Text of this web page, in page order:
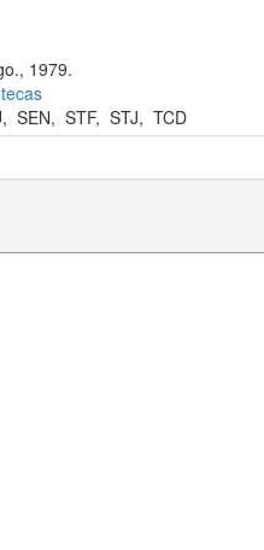
1979.
, SEN, STF, STJ, TCD